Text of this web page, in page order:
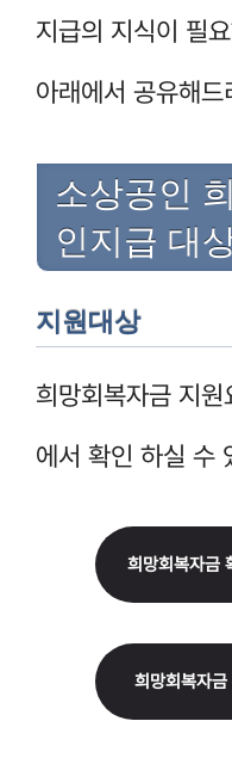
지급의 지식이 필
아래에서 공유해드
소상공인
인지급 대
지원대상
희망회복자금 지
에서 확인 하실 수
희망회복자금
희망회복자금